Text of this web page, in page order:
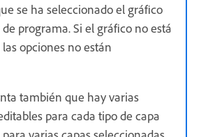
se ha seleccionado el gráfico
programa. Si el gráfico no está
opciones no están
también que hay varias
para cada tipo de capa
varias capas seleccionadas